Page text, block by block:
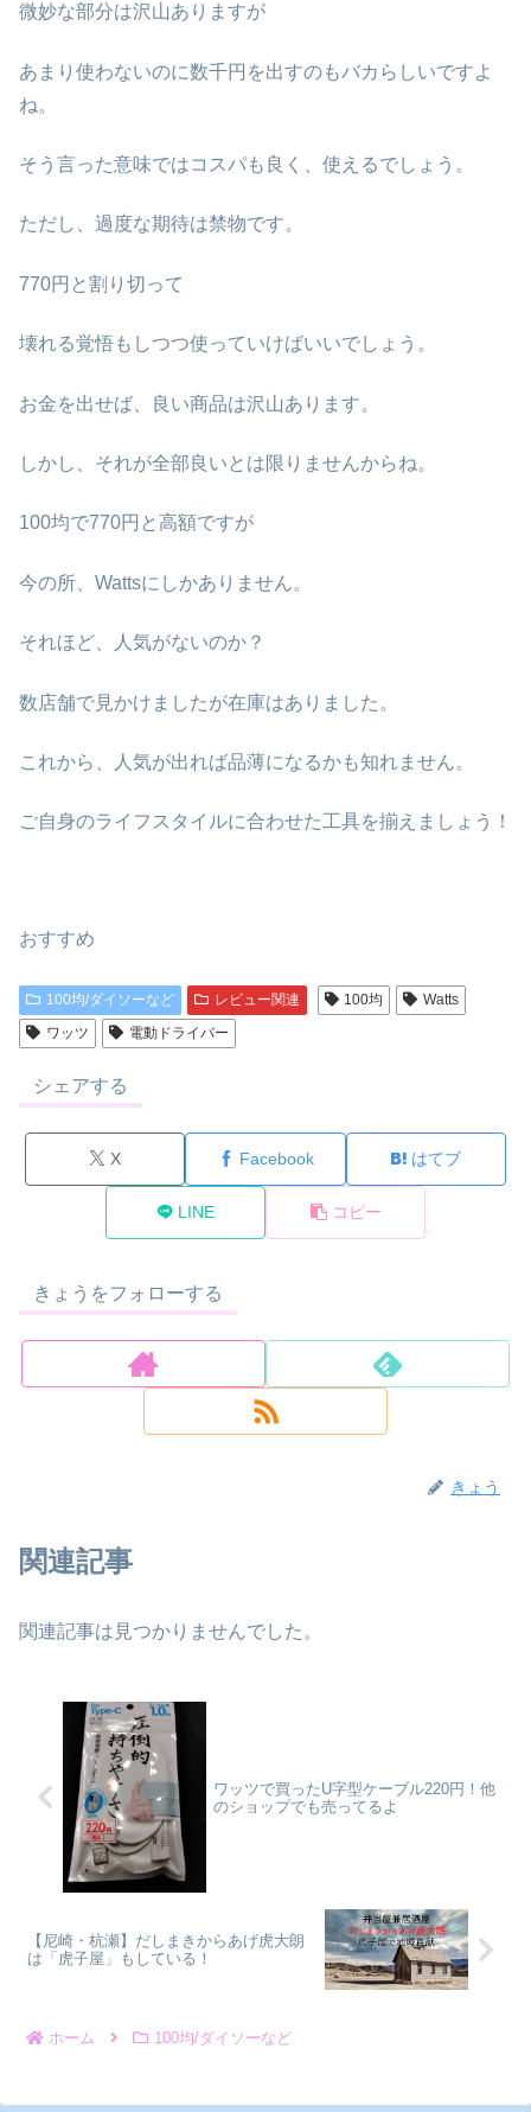
微妙な部分は沢山ありますが
あまり使わないのに数千円を出すのもバカらしいですよ
ね。
そう言った意味ではコスパも良く、使えるでしょう。
ただし、過度な期待は禁物です。
770円と割り切って
壊れる覚悟もしつつ使っていけばいいでしょう。
お金を出せば、良い商品は沢山あります。
しかし、それが全部良いとは限りませんからね。
100均で770円と高額ですが
今の所、Wattsにしかありません。
それほど、人気がないのか？
数店舗で見かけましたが在庫はありました。
これから、人気が出れば品薄になるかも知れません。
ご自身のライフスタイルに合わせた工具を揃えましょう！
おすすめ
100均/ダイソーなど レビュー関連 100均
Watts
ワッツ
電動ドライバー
シェアする
X Facebook はてブ
LINE コピー
きょうをフォローする
きょう
関連記事
関連記事は見つかりませんでした。
ワッツで買ったU字型ケーブル220円！他
のショップでも売ってるよ
【尼崎・杭瀬】だしまきからあげ虎大朗
は「虎子屋」もしている！
ホーム 100均/ダイソーなど